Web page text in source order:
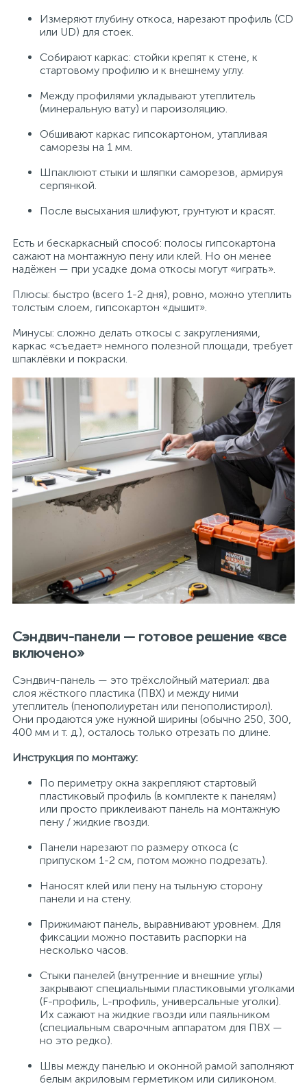
Измеряют глубину откоса, нарезают профиль (CD
или UD) для стоек.
Собирают каркас: стойки крепят к стене, к
стартовому профилю и к внешнему углу.
Между профилями укладывают утеплитель
(минеральную вату) и пароизоляцию.
Обшивают каркас гипсокартоном, утапливая
саморезы на 1 мм.
Шпаклюют стыки и шляпки саморезов, армируя
серпянкой.
После высыхания шлифуют, грунтуют и красят.
Есть и бескаркасный способ: полосы гипсокартона
сажают на монтажную пену или клей. Но он менее
надёжен — при усадке дома откосы могут «играть».
Плюсы: быстро (всего 1-2 дня), ровно, можно утеплить
толстым слоем, гипсокартон «дышит».
Минусы: сложно делать откосы с закруглениями,
каркас «съедает» немного полезной площади, требует
шпаклёвки и покраски.
Сэндвич-панели — готовое решение «все
включено»
Сэндвич-панель — это трёхслойный материал: два
слоя жёсткого пластика (ПВХ) и между ними
утеплитель (пенополиуретан или пенополистирол).
Они продаются уже нужной ширины (обычно 250, 300,
400 мм и т. д.), осталось только отрезать по длине.
Инструкция по монтажу:
По периметру окна закрепляют стартовый
пластиковый профиль (в комплекте к панелям)
или просто приклеивают панель на монтажную
пену / жидкие гвозди.
Панели нарезают по размеру откоса (с
припуском 1-2 см, потом можно подрезать).
Наносят клей или пену на тыльную сторону
панели и на стену.
Прижимают панель, выравнивают уровнем. Для
фиксации можно поставить распорки на
несколько часов.
Стыки панелей (внутренние и внешние углы)
закрывают специальными пластиковыми уголками
(F-профиль, L-профиль, универсальные уголки).
Их сажают на жидкие гвозди или паяльником
(специальным сварочным аппаратом для ПВХ —
но это редко).
Швы между панелью и оконной рамой заполняют
белым акриловым герметиком или силиконом.